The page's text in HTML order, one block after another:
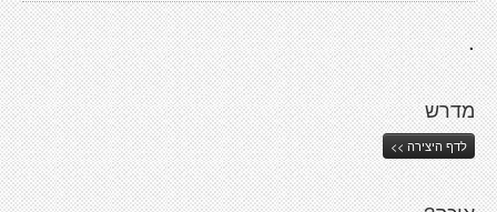
.
מדרש
לדף היצירה >>